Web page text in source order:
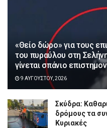
«Θείο δώρο» για τους
του πυραύλου στη
γίνεται σπάνιο
9 ΑΥΓΟΎΣΤΟΥ, 2026
Σκύδρα:
δρόμους τα
Κυριακές